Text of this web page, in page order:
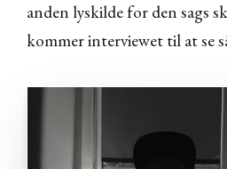
anden lyskilde for den sags
kommer interviewet til at se